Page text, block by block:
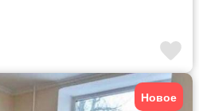
Новое